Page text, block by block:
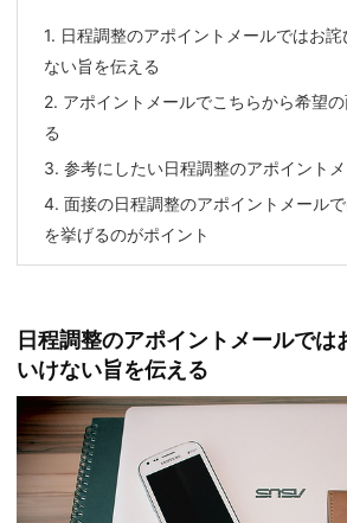
1. 日程調整のアポイントメールではお
ない旨を伝える
2. アポイントメールでこちらから希望
る
3. 参考にしたい日程調整のアポイント
4. 面接の日程調整のアポイントメール
を挙げるのがポイント
日程調整のアポイントメールでは
いけない旨を伝える